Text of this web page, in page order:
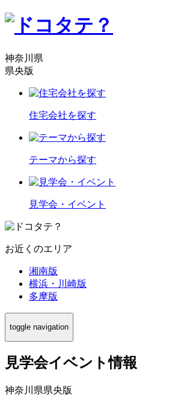
神奈川県
県央版
住宅会社を探す
テーマから探す
見学会・イベント
お近くのエリア
湘南版
横浜・川崎版
多摩版
toggle navigation
見学会イベント情報
神奈川県県央版